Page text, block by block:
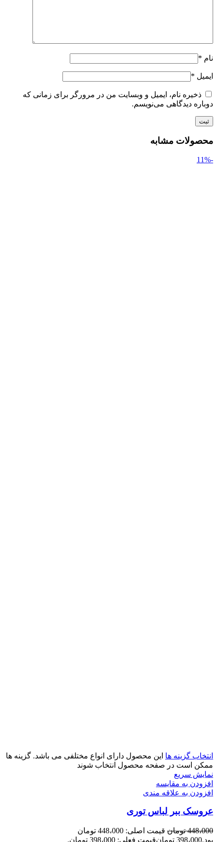
نام *
ایمیل *
ذخیره نام، ایمیل و وبسایت من در مرورگر برای زمانی که
دوباره دیدگاهی می‌نویسم.
محصولات مشابه
-11%
انتخاب گزینه ها این محصول دارای انواع مختلفی می باشد. گزینه ها
ممکن است در صفحه محصول انتخاب شوند
نمایش سریع
افزودن به مقایسه
افزودن به علاقه مندی
عروسک ببر لباس توری
448،000 تومان
قیمت اصلی: 448،000 تومان
بود.398،000 تومانقیمت فعلی: 398،000 تومان.